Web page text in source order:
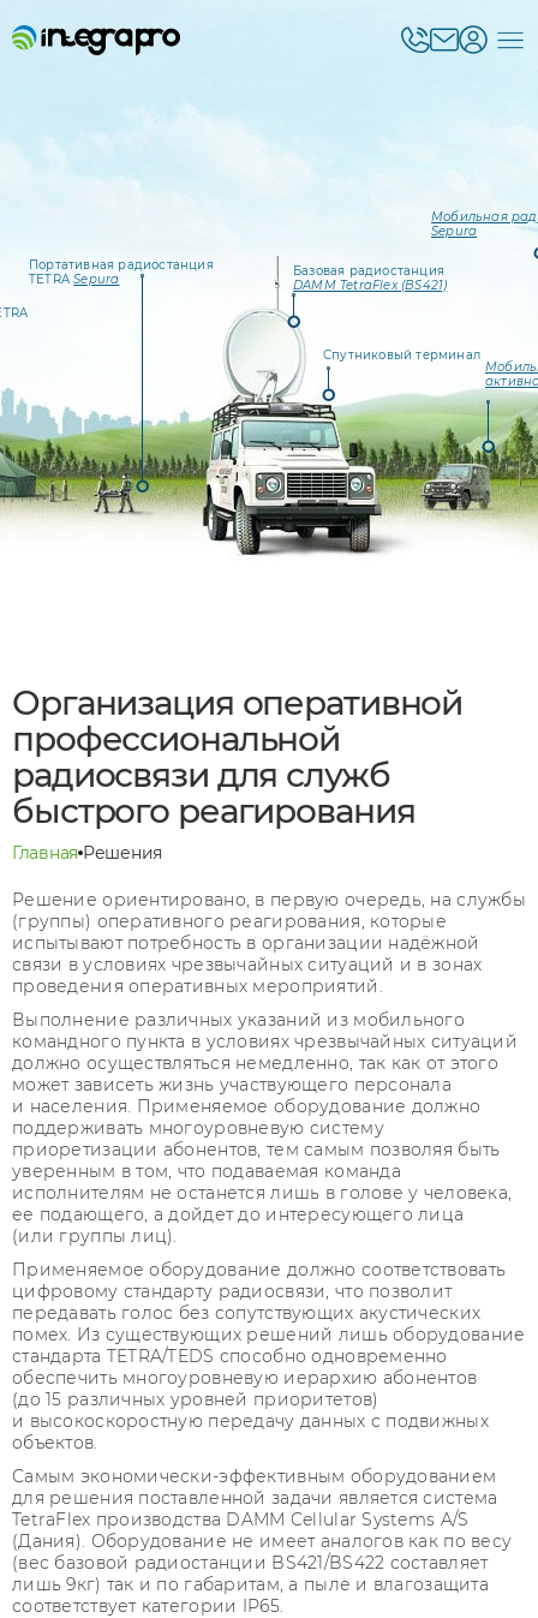
Портативная радиостанция
TETRASepura
Базовая радиостанция
DAMM TetraFlex (BS421)
Спутниковый терминал
Мобильная
Sepura
Организация оперативной
профессиональной
радиосвязи для служб
быстрого реагирования
Главная Решения
Решение ориентировано, в первую очередь, на службы
(группы) оперативного реагирования, которые
испытывают потребность в организации надёжной
связи в условиях чрезвычайных ситуаций и в зонах
проведения оперативных мероприятий.
Выполнение различных указаний из мобильного
командного пункта в условиях чрезвычайных ситуаций
должно осуществляться немедленно, так как от этого
может зависеть жизнь участвующего персонала
и населения. Применяемое оборудование должно
поддерживать многоуровневую систему
приоретизации абонентов, тем самым позволяя быть
уверенным в том, что подаваемая команда
исполнителям не останется лишь в голове у человека,
ее подающего, а дойдет до интересующего лица
(или группы лиц).
Применяемое оборудование должно соответствовать
цифровому стандарту радиосвязи, что позволит
передавать голос без сопутствующих акустических
помех. Из существующих решений лишь оборудование
стандарта TETRA/TEDS способно одновременно
обеспечить многоуровневую иерархию абонентов
(до 15 различных уровней приоритетов)
и высокоскоростную передачу данных с подвижных
объектов.
Самым экономически-эффективным оборудованием
для решения поставленной задачи является система
TetraFlex производства DAMM Cellular Systems A/S
(Дания). Оборудование не имеет аналогов как по весу
(вес базовой радиостанции BS421/BS422 составляет
лишь 9кг) так и по габаритам, а пыле и влагозащита
соответствует категории IP65.